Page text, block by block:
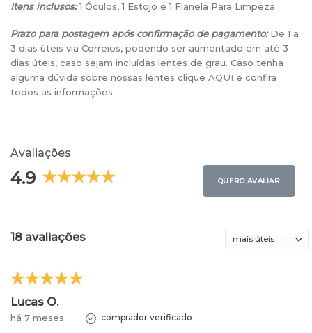
Itens inclusos:1 Óculos, 1 Estojo e 1 Flanela Para Limpeza
Prazo para postagem após confirmação de pagamento:De 1 a
3 dias úteis via Correios, podendo ser aumentado em até 3
dias úteis, caso sejam incluídas lentes de grau. Caso tenha
alguma dúvida sobre nossas lentes clique AQUI e confira
todos as informações.
Avaliações
4.9 QUERO AVALIAR
18 avaliações
Lucas O.
há 7 meses comprador verificado